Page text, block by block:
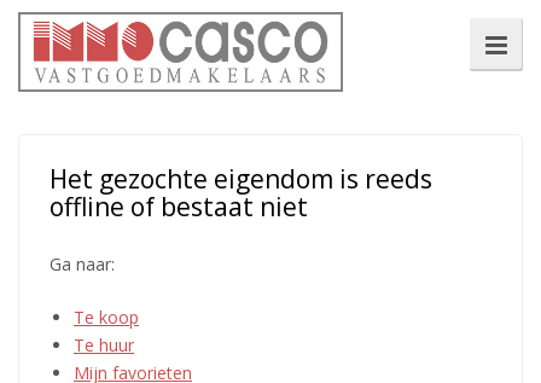
Het gezochte eigendom is reeds
offline of bestaat niet
Ga naar:
Te koop
Te huur
Mijn favorieten